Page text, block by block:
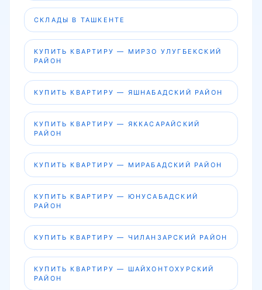
СКЛАДЫ В ТАШКЕНТЕ
КУПИТЬ КВАРТИРУ — МИРЗО УЛУГБЕКСКИЙ
РАЙОН
КУПИТЬ КВАРТИРУ — ЯШНАБАДСКИЙ РАЙОН
КУПИТЬ КВАРТИРУ — ЯККАСАРАЙСКИЙ
РАЙОН
КУПИТЬ КВАРТИРУ — МИРАБАДСКИЙ РАЙОН
КУПИТЬ КВАРТИРУ — ЮНУСАБАДСКИЙ
РАЙОН
КУПИТЬ КВАРТИРУ — ЧИЛАНЗАРСКИЙ РАЙОН
КУПИТЬ КВАРТИРУ — ШАЙХОНТОХУРСКИЙ
РАЙОН